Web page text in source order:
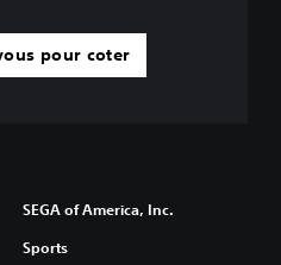
pour coter
SEGA of America, Inc.
Sports